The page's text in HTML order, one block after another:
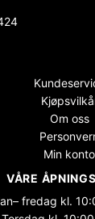
Om oss
Min konto
VÅRE
fredag kl.